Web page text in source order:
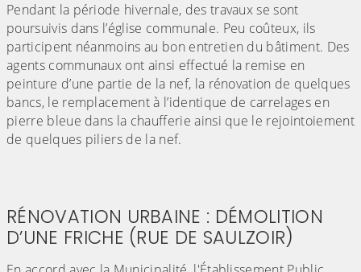
Pendant la période hivernale, des travaux se sont
poursuivis dans l’église communale. Peu coûteux, ils
participent néanmoins au bon entretien du bâtiment. Des
agents communaux ont ainsi effectué la remise en
peinture d’une partie de la nef, la rénovation de quelques
bancs, le remplacement à l’identique de carrelages en
pierre bleue dans la chaufferie ainsi que le rejointoiement
de quelques piliers de la nef.
RÉNOVATION URBAINE : DÉMOLITION
D’UNE FRICHE (RUE DE SAULZOIR)